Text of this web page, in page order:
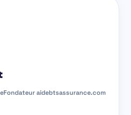
Fondateur aidebtsassurance.com